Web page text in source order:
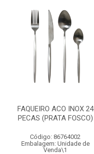
FAQUEIRO ACO INOX 24
PECAS (PRATA FOSCO)
Código: 86764002
Embalagem: Unidade de
Venda\1